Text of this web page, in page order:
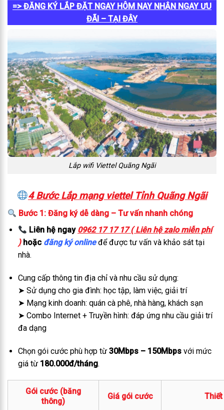
=> ĐĂNG KÝ LẮP ĐẶT NGAY HÔM NAY NHẬN NGAY ƯU
ĐÃI – TẠI ĐÂY
Lắp wifi Viettel Quãng Ngãi
4 Bước Lắp mạng viettel Tỉnh Quãng Ngãi
Bước 1: Đăng ký dễ dàng – Tư vấn nhanh chóng
Liên hệ ngay 0962 17 17 17 ( Liên hệ zalo miễn phí
)hoặc đăng ký onlineđể được tư vấn và khảo sát tại
nhà.
Cung cấp thông tin địa chỉ và nhu cầu sử dụng:
➤ Sử dụng cho gia đình: học tập, làm việc, giải trí
➤ Mạng kinh doanh: quán cà phê, nhà hàng, khách sạn
➤ Combo Internet + Truyền hình: đáp ứng nhu cầu giải trí
đa dạng
Chọn gói cước phù hợp từ 30Mbps – 150Mbpsvới mức
giá từ 180.000đ/tháng.
Gói cước (băng
thông)
Giá gói cước Thiết